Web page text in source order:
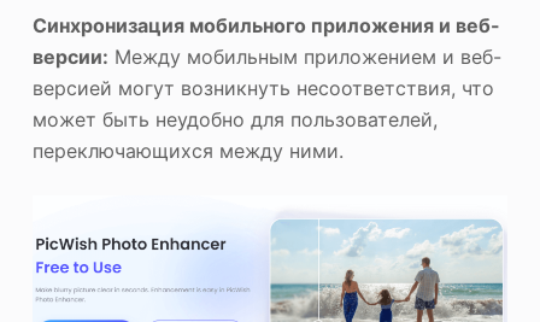
Синхронизация мобильного приложения и веб-
версии: Между мобильным приложением и веб-
версией могут возникнуть несоответствия, что
может быть неудобно для пользователей,
переключающихся между ними.